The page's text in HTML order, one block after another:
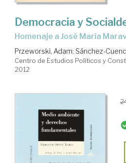
Democracia y
homenaje a José María
Przeworski, Adam; Sánchez-
Centro de Estudios Políticos y
2012